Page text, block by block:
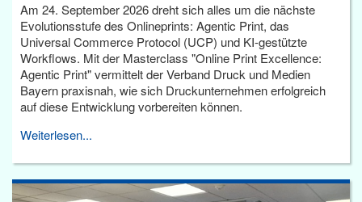
Am 24. September 2026 dreht sich alles um die nächste
Evolutionsstufe des Onlineprints: Agentic Print, das
Universal Commerce Protocol (UCP) und KI-gestützte
Workflows. Mit der Masterclass "Online Print Excellence:
Agentic Print" vermittelt der Verband Druck und Medien
Bayern praxisnah, wie sich Druckunternehmen erfolgreich
auf diese Entwicklung vorbereiten können.
Weiterlesen...